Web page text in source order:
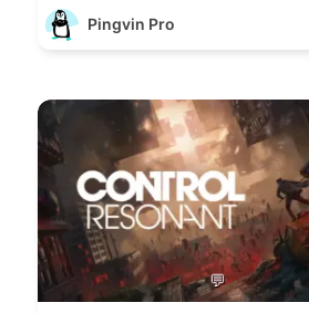
шарами. Так пляшки не тиснуть на […]
Pingvin Pro
💬